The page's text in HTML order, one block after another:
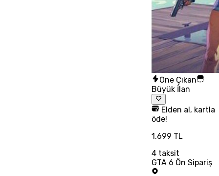
Öne Çıkan
Büyük İlan
Elden al, kartla
öde!
1.699 TL
4taksit
GTA 6 Ön Sipariş